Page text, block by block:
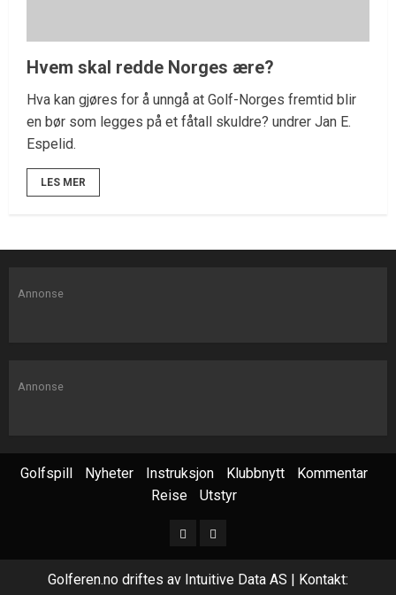
Hvem skal redde Norges ære?
Hva kan gjøres for å unngå at Golf-Norges fremtid blir
en bør som legges på et fåtall skuldre? undrer Jan E.
Espelid.
LES MER
Annonse
Annonse
Golfspill Nyheter Instruksjon Klubbnytt
Kommentar
Reise
Utstyr
Golferen.no driftes av Intuitive Data AS | Kontakt: